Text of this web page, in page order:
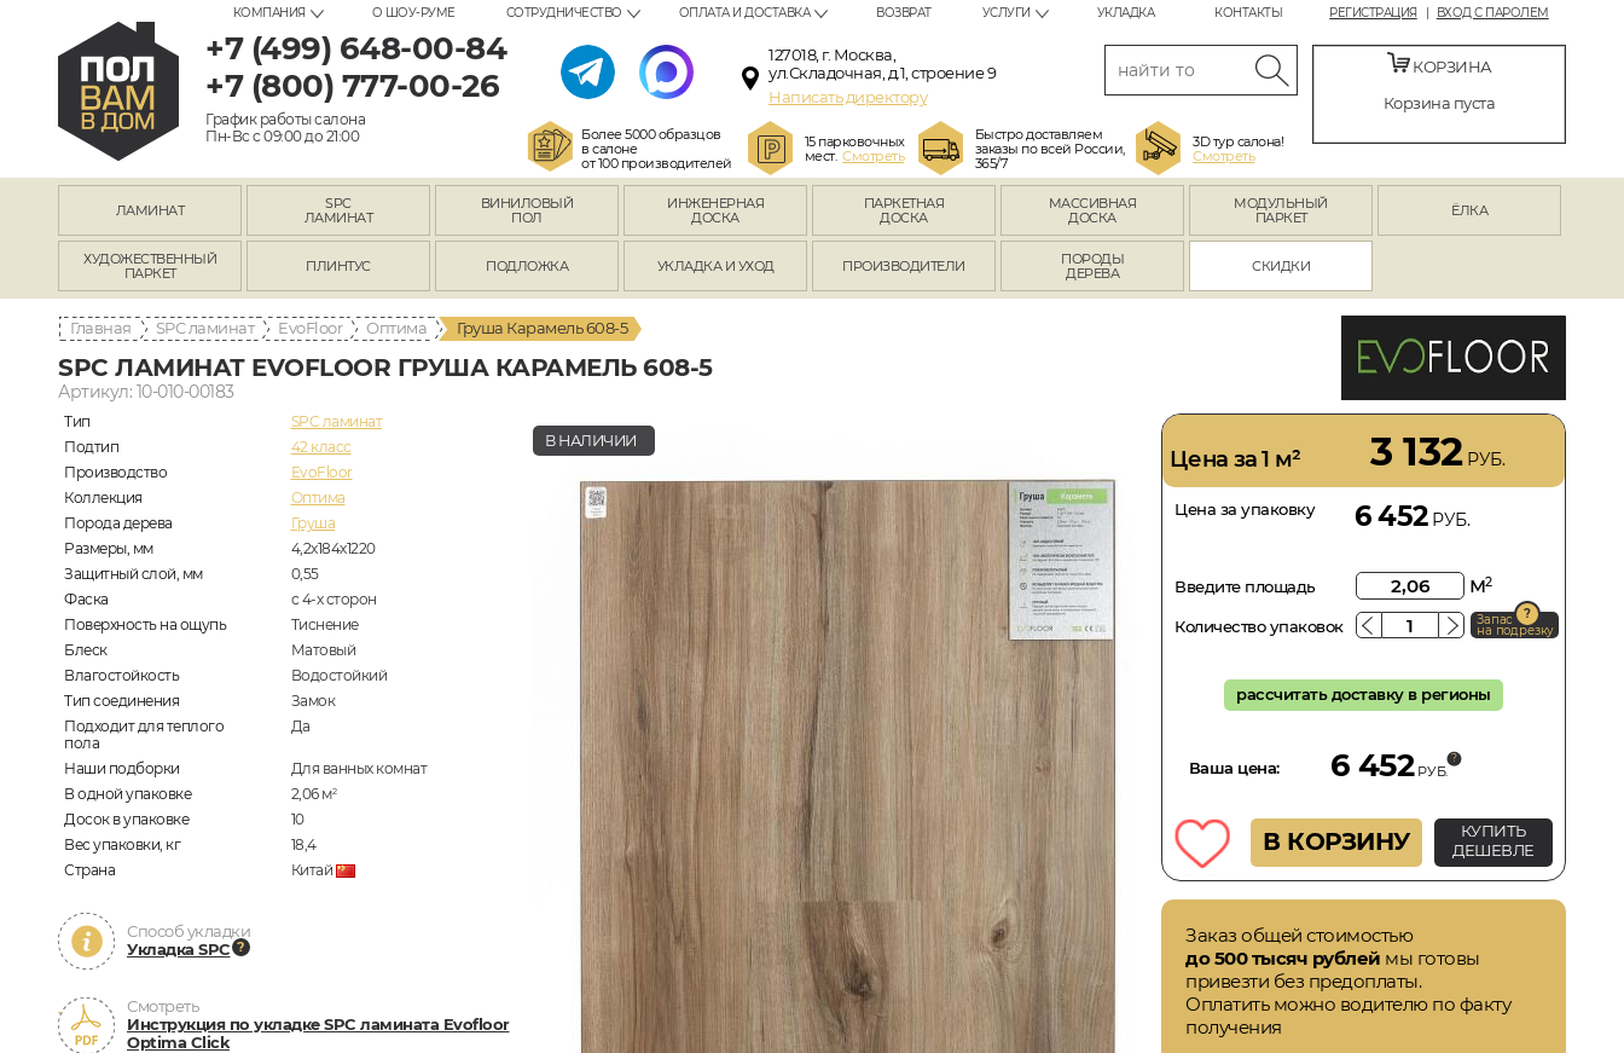
РЕГИСТРАЦИЯ ВХОД С ПАРОЛЕМ
КОМПАНИЯ О ШОУ-РУМЕ СОТРУДНИЧЕСТВО ОПЛАТА И ДОСТАВКА ВОЗВРАТ УСЛУГИ УКЛАДКА КОНТАКТЫ
+7 (499) 648-00-84
+7 (800) 777-00-26
График работы салона
Пн-Вс с 09:00 до 21:00
127018, г. Москва,
ул.Складочная, д.1, строение 9
Написать директору
Более 5000 образцов
в салоне
от 100 производителей
15 парковочных
мест.Смотреть
Быстро доставляем
заказы по всей России,
365/7
3D тур салона!
Смотреть
КОРЗИНА
Корзина пуста
ЛАМИНАТ
SPC
ЛАМИНАТ
ВИНИЛОВЫЙ
ПОЛ
ИНЖЕНЕРНАЯ
ДОСКА
ПАРКЕТНАЯ
ДОСКА
МАССИВНАЯ
ДОСКА
МОДУЛЬНЫЙ
ПАРКЕТ
ЁЛКА
ХУДОЖЕСТВЕННЫЙ
ПАРКЕТ
ПЛИНТУС ПОДЛОЖКА УКЛАДКА И УХОД ПРОИЗВОДИТЕЛИ
ПОРОДЫ
ДЕРЕВА
СКИДКИ
Главная SPC ламинат EvoFloor Оптима Груша Карамель 608-5
SPC ЛАМИНАТ EVOFLOOR ГРУША КАРАМЕЛЬ 608-5
Артикул: 10-010-00183
Тип
SPC ламинат
Подтип
42 класс
Производство
EvoFloor
Коллекция
Оптима
Порода дерева
Груша
Размеры, мм
4,2х184х1220
Защитный слой, мм
0,55
Фаска
с 4-х сторон
Поверхность на ощупь
Тиснение
Блеск
Матовый
Влагостойкость
Водостойкий
Тип соединения
Замок
Подходит для теплого
пола
Да
Наши подборки
Для ванных комнат
В одной упаковке
2,06 м2
Досок в упаковке
10
Вес упаковки, кг
18,4
Страна
Китай
Способ укладки
Укладка SPC
Смотреть
Инструкция по укладке SPC ламината Evofloor
Optima Click
В НАЛИЧИИ
Цена за 1 м² 3 132РУБ.
Цена за упаковку 6 452РУБ.
Введите площадь м2
Количество упаковок Запас
на подрезку
рассчитать доставку в регионы
Ваша цена: 6 452 РУБ.
В КОРЗИНУ
КУПИТЬ
ДЕШЕВЛЕ
Заказ общей стоимостью
до 500 тысяч рублей мы готовы
привезти без предоплаты.
Оплатить можно водителю по факту
получения